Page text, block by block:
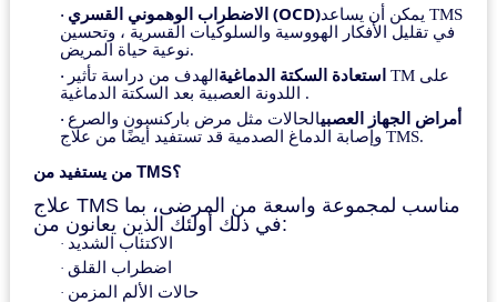
· الاضطراب الوهموني القسري (OCD)يمكن أن يساعد TMS
في تقليل الأفكار الهووسية والسلوكيات القسرية ، وتحسين
نوعية حياة المريض.
· استعادة السكتة الدماغية الهدف من دراسة تأثير TM على
اللدونة العصبية بعد السكتة الدماغية .
· أمراض الجهاز العصبيالحالات مثل مرض باركنسون والصرع
وإصابة الدماغ الصدمية قد تستفيد أيضًا من علاج TMS.
من يستفيد من TMS؟
علاج TMS مناسب لمجموعة واسعة من المرضى، بما
في ذلك أولئك الذين يعانون من:
· الاكتئاب الشديد
· اضطراب القلق
· حالات الألم المزمن